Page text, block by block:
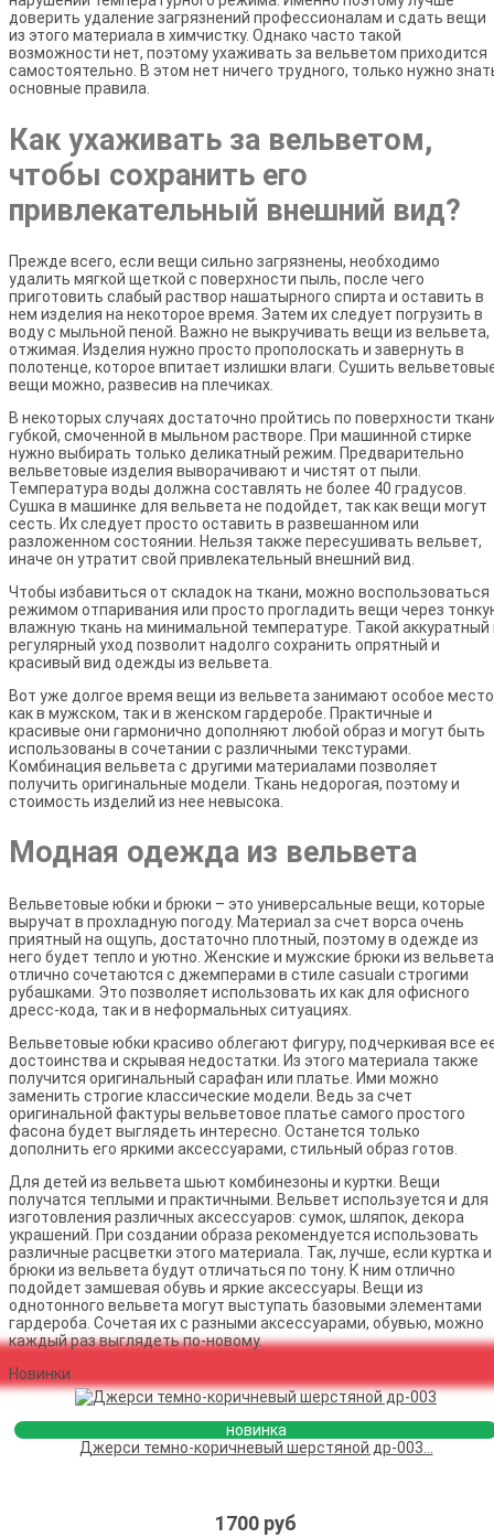
доверить удаление загрязнений профессионалам и сдать вещи
из этого материала в химчистку. Однако часто такой
возможности нет, поэтому ухаживать за вельветом приходится
самостоятельно. В этом нет ничего трудного, только нужно
основные правила.
Как ухаживать за вельветом,
чтобы сохранить его
привлекательный внешний вид?
Прежде всего, если вещи сильно загрязнены, необходимо
удалить мягкой щеткой с поверхности пыль, после чего
приготовить слабый раствор нашатырного спирта и оставить в
нем изделия на некоторое время. Затем их следует погрузить в
воду с мыльной пеной. Важно не выкручивать вещи из вельвета,
отжимая. Изделия нужно просто прополоскать и завернуть в
полотенце, которое впитает излишки влаги. Сушить
вещи можно, развесив на плечиках.
В некоторых случаях достаточно пройтись по поверхности
губкой, смоченной в мыльном растворе. При машинной стирке
нужно выбирать только деликатный режим. Предварительно
вельветовые изделия выворачивают и чистят от пыли.
Температура воды должна составлять не более 40 градусов.
Сушка в машинке для вельвета не подойдет, так как вещи могут
сесть. Их следует просто оставить в развешанном или
разложенном состоянии. Нельзя также пересушивать вельвет,
иначе он утратит свой привлекательный внешний вид.
Чтобы избавиться от складок на ткани, можно воспользоваться
режимом отпаривания или просто прогладить вещи через
влажную ткань на минимальной температуре. Такой аккуратный
регулярный уход позволит надолго сохранить опрятный и
красивый вид одежды из вельвета.
Вот уже долгое время вещи из вельвета занимают особое место
как в мужском, так и в женском гардеробе. Практичные и
красивые они гармонично дополняют любой образ и могут быть
использованы в сочетании с различными текстурами.
Комбинация вельвета с другими материалами позволяет
получить оригинальные модели. Ткань недорогая, поэтому и
стоимость изделий из нее невысока.
Модная одежда из вельвета
Вельветовые юбки и брюки – это универсальные вещи, которые
выручат в прохладную погоду. Материал за счет ворса очень
приятный на ощупь, достаточно плотный, поэтому в одежде из
него будет тепло и уютно. Женские и мужские брюки из вельвета
отлично сочетаются с джемперами в стиле casualи строгими
рубашками. Это позволяет использовать их как для офисного
дресс-кода, так и в неформальных ситуациях.
Вельветовые юбки красиво облегают фигуру, подчеркивая все
достоинства и скрывая недостатки. Из этого материала также
получится оригинальный сарафан или платье. Ими можно
заменить строгие классические модели. Ведь за счет
оригинальной фактуры вельветовое платье самого простого
фасона будет выглядеть интересно. Останется только
дополнить его яркими аксессуарами, стильный образ готов.
Для детей из вельвета шьют комбинезоны и куртки. Вещи
получатся теплыми и практичными. Вельвет используется и для
изготовления различных аксессуаров: сумок, шляпок, декора
украшений. При создании образа рекомендуется использовать
различные расцветки этого материала. Так, лучше, если куртка и
брюки из вельвета будут отличаться по тону. К ним отлично
подойдет замшевая обувь и яркие аксессуары. Вещи из
однотонного вельвета могут выступать базовыми элементами
гардероба. Сочетая их с разными аксессуарами, обувью, можно
каждый раз выглядеть по-новому.
Новинки
новинка
Джерси темно-коричневый шерстяной др-003...
1700 руб